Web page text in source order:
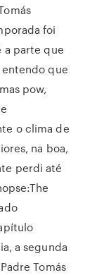
foi
a parte que
que
pow,
o clima de
na boa,
perdi até
a segunda
Tomás